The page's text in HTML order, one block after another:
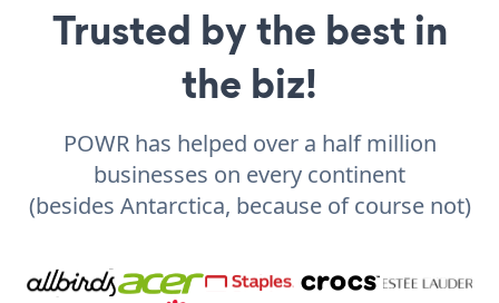
Trusted by the best in
the biz!
POWR has helped over a half million
businesses on every continent
(besides Antarctica, because of course not)